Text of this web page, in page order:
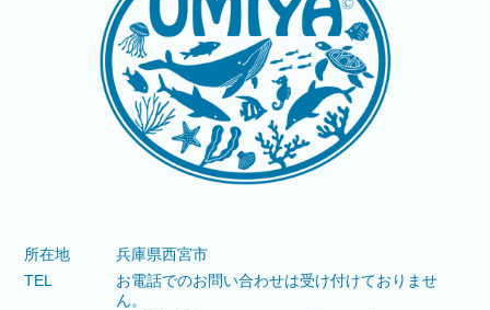
所在地
兵庫県西宮市
TEL
お電話でのお問い合わせは受け付けておりませ
ん。